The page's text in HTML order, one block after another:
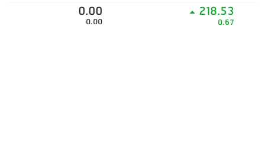
0.00
0.00
218.53
0.67